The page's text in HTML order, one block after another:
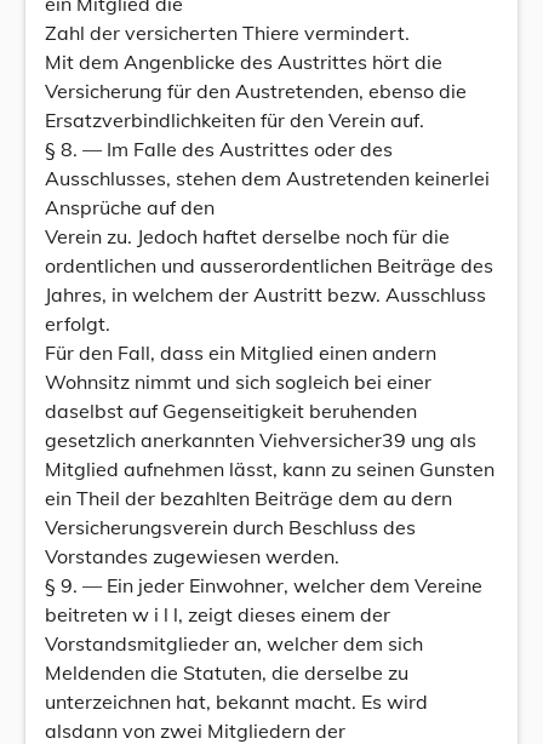
Zahl der versicherten Thiere vermindert.
Mit dem Angenblicke des Austrittes hört die
Versicherung für den Austretenden, ebenso die
Ersatzverbindlichkeiten für den Verein auf.
§ 8. — Im Falle des Austrittes oder des
Ausschlusses, stehen dem Austretenden keinerlei
Ansprüche auf den
Verein zu. Jedoch haftet derselbe noch für die
ordentlichen und ausserordentlichen Beiträge des
Jahres, in welchem der Austritt bezw. Ausschluss
erfolgt.
Für den Fall, dass ein Mitglied einen andern
Wohnsitz nimmt und sich sogleich bei einer
daselbst auf Gegenseitigkeit beruhenden
gesetzlich anerkannten Viehversicher39 ung als
Mitglied aufnehmen lässt, kann zu seinen Gunsten
ein Theil der bezahlten Beiträge dem au dern
Versicherungsverein durch Beschluss des
Vorstandes zugewiesen werden.
§ 9. — Ein jeder Einwohner, welcher dem Vereine
beitreten w i l l, zeigt dieses einem der
Vorstandsmitglieder an, welcher dem sich
Meldenden die Statuten, die derselbe zu
unterzeichnen hat, bekannt macht. Es wird
alsdann von zwei Mitgliedern der